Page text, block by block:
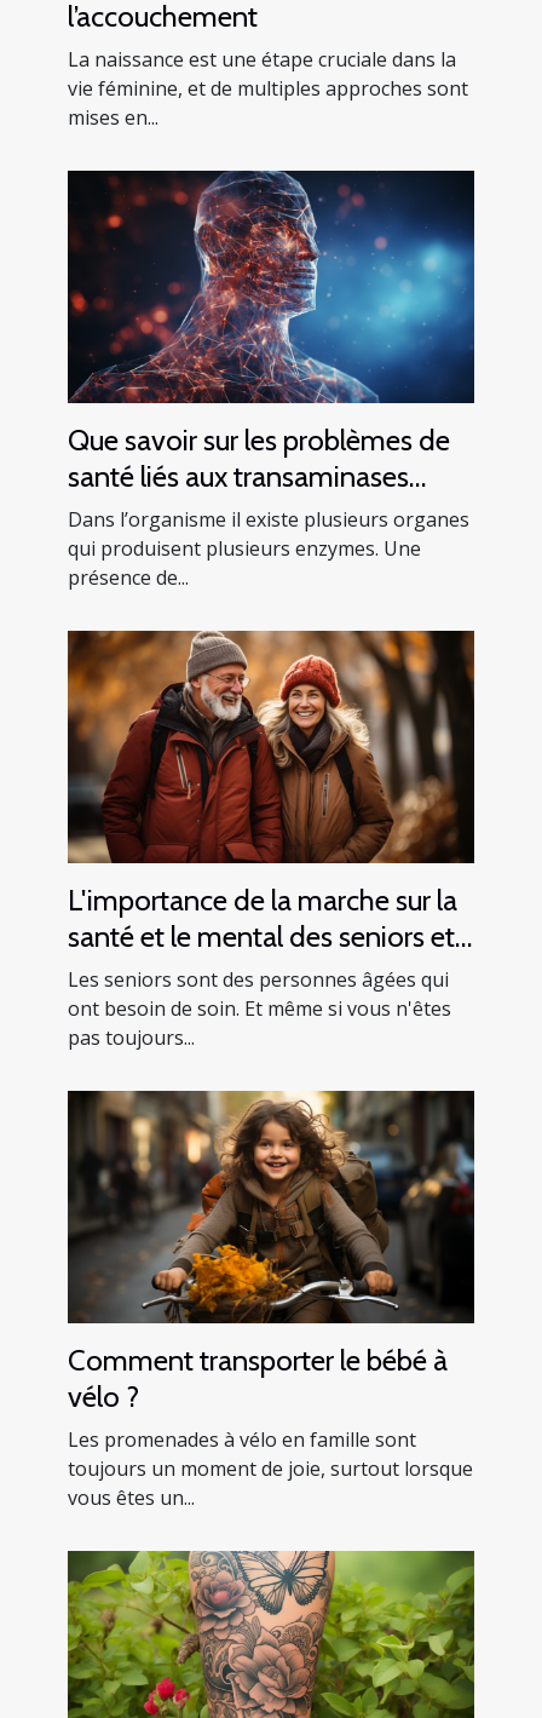
l’accouchement
La naissance est une étape cruciale dans la
vie féminine, et de multiples approches sont
mises en...
Que savoir sur les problèmes de
santé liés aux transaminases
SGPT ?
Dans l’organisme il existe plusieurs organes
qui produisent plusieurs enzymes. Une
présence de...
L'importance de la marche sur la
santé et le mental des seniors et
comment le faire en toute
sécurité
Les seniors sont des personnes âgées qui
ont besoin de soin. Et même si vous n'êtes
pas toujours...
Comment transporter le bébé à
vélo ?
Les promenades à vélo en famille sont
toujours un moment de joie, surtout lorsque
vous êtes un...